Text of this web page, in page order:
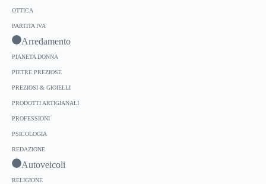
OTTICA
PARTITA IVA
Arredamento
PIANETA DONNA
PIETRE PREZIOSE
PREZIOSI & GIOIELLI
PRODOTTI ARTIGIANALI
PROFESSIONI
PSICOLOGIA
REDAZIONE
Autoveicoli
RELIGIONE